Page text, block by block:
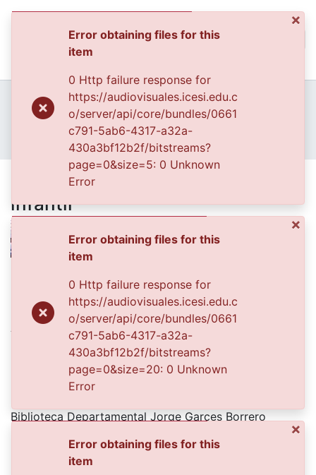
All of DSpace
Statistics
Home
Archivo del Patrimonio Fotográfico y Fílmico del Valle del Cauca
Fondo Cali Ciudad Visible
FCCV - Colegios - Patrimonial
Interior de aula de colegio infantil
Interior de aula de colegio
infantil
2005-06-24
Authors
Usma Velásquez, Hosiel Jairo
Publisher
Biblioteca Departamental Jorge Garces Borrero
Description
Interior de aula de colegio infantil. Niños sentados en
×
Error obtaining files for this
item
0 Http failure response for
https://audiovisuales.icesi.edu.c
o/server/api/core/bundles/0661
c791-5ab6-4317-a32a-
430a3bf12b2f/bitstreams?
page=0&size=5: 0 Unknown
Error
×
Error obtaining files for this
item
0 Http failure response for
https://audiovisuales.icesi.edu.c
o/server/api/core/bundles/0661
c791-5ab6-4317-a32a-
430a3bf12b2f/bitstreams?
page=0&size=20: 0 Unknown
Error
×
Error obtaining files for this
item